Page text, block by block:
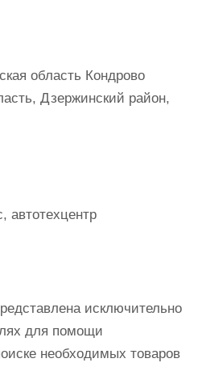
область Кондрово
Дзержинский район,
автотехцентр
исключительно
для помощи
необходимых товаров